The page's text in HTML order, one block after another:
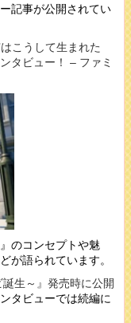
記事が公開されてい
こうして生まれた
タビュー！ – ファミ
のコンセプトや魅
が語られています。
生～』発売時に公開
タビューでは続編に